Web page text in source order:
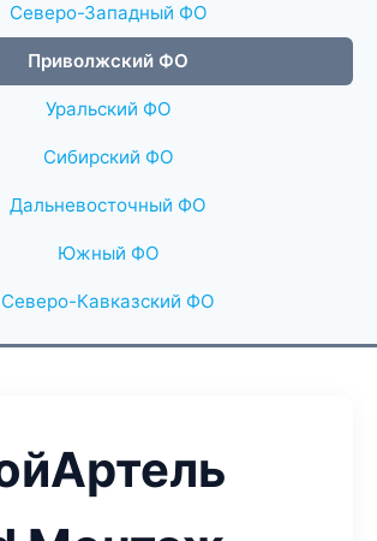
Северо-Западный ФО
Приволжский ФО
Уральский ФО
Сибирский ФО
Дальневосточный ФО
Южный ФО
Северо-Кавказский ФО